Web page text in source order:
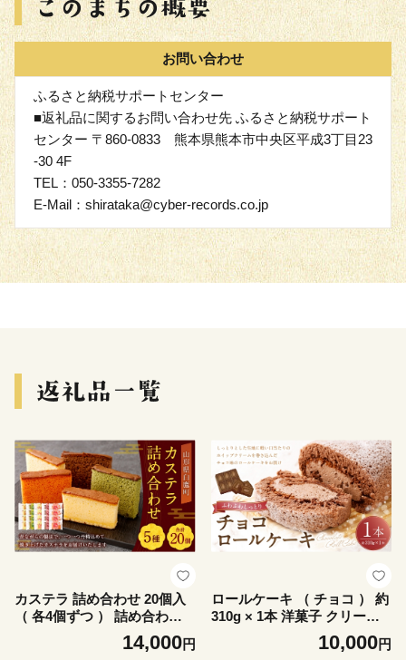
お問い合わせ
ふるさと納税サポートセンター
■返礼品に関するお問い合わせ先 ふるさと納税サポート
センター 〒860-0833 熊本県熊本市中央区平成3丁目23
-30 4F
TEL：050-3355-7282
E-Mail：shirataka@cyber-records.co.jp
カステラ 詰め合わせ 20個入
（ 各4個ずつ ） 詰め合わせ
お菓子 菓子 おかし デザート
洋菓子 焼菓子 かすてら 食べ
14,000円
ロールケーキ （ チョコ ） 約
310g × 1本 洋菓子 クリーム
デザート お菓子 菓子 おかし
焼菓子 ケーキ チョコレート
10,000円